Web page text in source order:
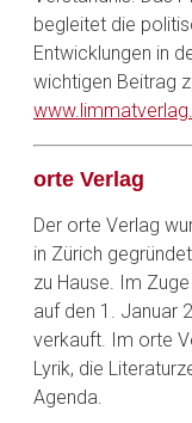
begleitet die
Entwicklungen in
wichtigen Beitrag
orte Verlag
Der orte Verlag
in Zürich
zu Hause. Im
auf den 1. Januar
verkauft. Im orte
Lyrik, die
Agenda.